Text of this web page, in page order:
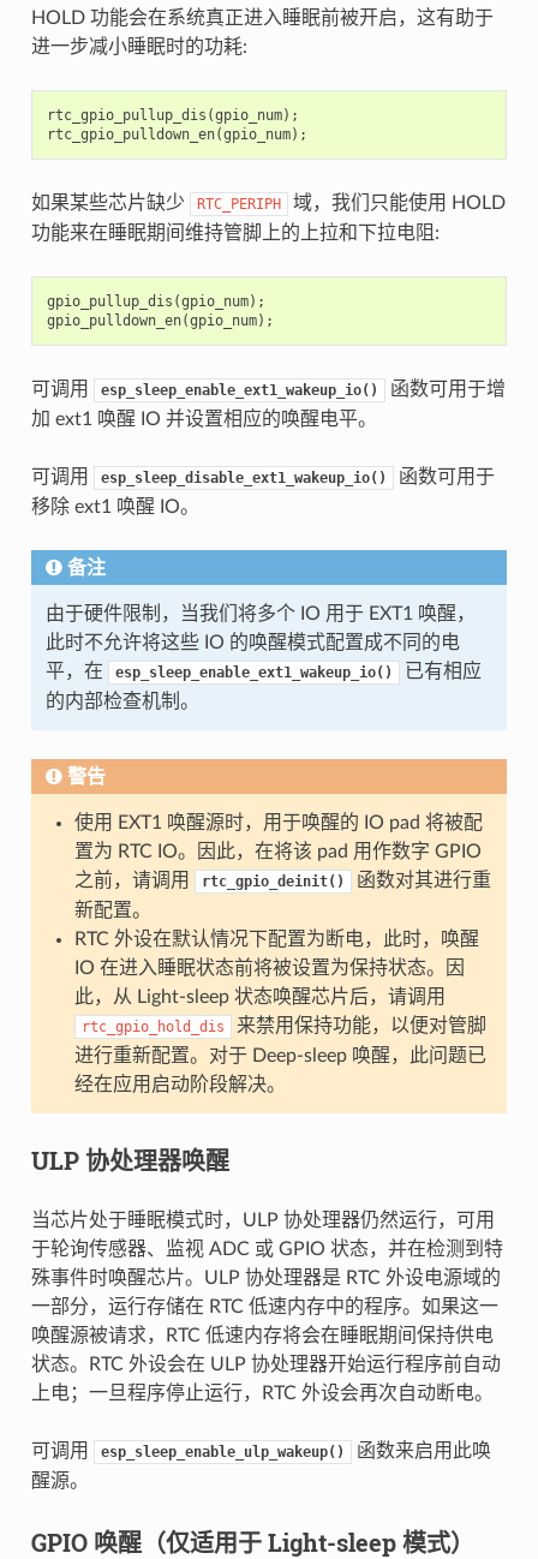
HOLD 功能会在系统真正进入睡眠前被开启，这有助于
进一步减小睡眠时的功耗:
rtc_gpio_pullup_dis (gpio_num);
rtc_gpio_pulldown_en(gpio_num);
如果某些芯片缺少 RTC_PERIPH
域，我们只能使用 HOLD
功能来在睡眠期间维持管脚上的上拉和下拉电阻:
gpio_pullup_dis (gpio_num);
gpio_pulldown_en(gpio_num);
可调用 esp_sleep_enable_ext1_wakeup_io()
函数可用于增
加 ext1 唤醒 IO 并设置相应的唤醒电平。
可调用 esp_sleep_disable_ext1_wakeup_io()
函数可用于
移除 ext1 唤醒 IO。
备注
由于硬件限制，当我们将多个 IO 用于 EXT1 唤醒，
此时不允许将这些 IO 的唤醒模式配置成不同的电
平，在
esp_sleep_enable_ext1_wakeup_io()
已有相应
的内部检查机制。
警告
使用 EXT1 唤醒源时，用于唤醒的 IO pad 将被配
置为 RTC IO。因此，在将该 pad 用作数字 GPIO
之前，请调用
rtc_gpio_deinit()
函数对其进行重
新配置。
RTC 外设在默认情况下配置为断电，此时，唤醒
IO 在进入睡眠状态前将被设置为保持状态。因
此，从 Light-sleep 状态唤醒芯片后，请调用
rtc_gpio_hold_dis
来禁用保持功能，以便对管脚
进行重新配置。对于 Deep-sleep 唤醒，此问题已
经在应用启动阶段解决。
ULP 协处理器唤醒
当芯片处于睡眠模式时，ULP 协处理器仍然运行，可用
于轮询传感器、监视 ADC 或 GPIO 状态，并在检测到特
殊事件时唤醒芯片。ULP 协处理器是 RTC 外设电源域的
一部分，运行存储在 RTC 低速内存中的程序。如果这一
唤醒源被请求，RTC 低速内存将会在睡眠期间保持供电
状态。RTC 外设会在 ULP 协处理器开始运行程序前自动
上电；一旦程序停止运行，RTC 外设会再次自动断电。
可调用 esp_sleep_enable_ulp_wakeup()
函数来启用此唤
醒源。
GPIO 唤醒（仅适用于 Light-sleep 模式）